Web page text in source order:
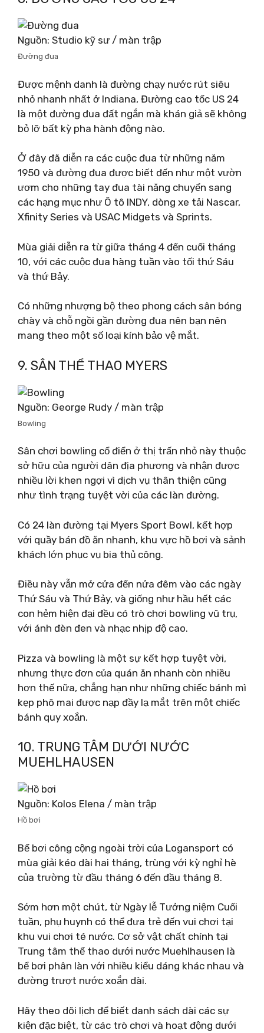
Nguồn: Studio kỹ sư / màn trập
Đường đua
Được mệnh danh là đường chạy nước rút siêu
nhỏ nhanh nhất ở Indiana, Đường cao tốc US 24
là một đường đua đất ngắn mà khán giả sẽ không
bỏ lỡ bất kỳ pha hành động nào.
Ở đây đã diễn ra các cuộc đua từ những năm
1950 và đường đua được biết đến như một vườn
ươm cho những tay đua tài năng chuyển sang
các hạng mục như Ô tô INDY, dòng xe tải Nascar,
Xfinity Series và USAC Midgets và Sprints.
Mùa giải diễn ra từ giữa tháng 4 đến cuối tháng
10, với các cuộc đua hàng tuần vào tối thứ Sáu
và thứ Bảy.
Có những nhượng bộ theo phong cách sân bóng
chày và chỗ ngồi gần đường đua nên bạn nên
mang theo một số loại kính bảo vệ mắt.
9. SÂN THỂ THAO MYERS
Nguồn: George Rudy / màn trập
Bowling
Sân chơi bowling cổ điển ở thị trấn nhỏ này thuộc
sở hữu của người dân địa phương và nhận được
nhiều lời khen ngợi vì dịch vụ thân thiện cũng
như tình trạng tuyệt vời của các làn đường.
Có 24 làn đường tại Myers Sport Bowl, kết hợp
với quầy bán đồ ăn nhanh, khu vực hồ bơi và sảnh
khách lớn phục vụ bia thủ công.
Điều này vẫn mở cửa đến nửa đêm vào các ngày
Thứ Sáu và Thứ Bảy, và giống như hầu hết các
con hẻm hiện đại đều có trò chơi bowling vũ trụ,
với ánh đèn đen và nhạc nhịp độ cao.
Pizza và bowling là một sự kết hợp tuyệt vời,
nhưng thực đơn của quán ăn nhanh còn nhiều
hơn thế nữa, chẳng hạn như những chiếc bánh mì
kẹp phô mai được nạp đầy lạ mắt trên một chiếc
bánh quy xoắn.
10. TRUNG TÂM DƯỚI NƯỚC
MUEHLHAUSEN
Nguồn: Kolos Elena / màn trập
Hồ bơi
Bể bơi công cộng ngoài trời của Logansport có
mùa giải kéo dài hai tháng, trùng với kỳ nghỉ hè
của trường từ đầu tháng 6 đến đầu tháng 8.
Sớm hơn một chút, từ Ngày lễ Tưởng niệm Cuối
tuần, phụ huynh có thể đưa trẻ đến vui chơi tại
khu vui chơi té nước. Cơ sở vật chất chính tại
Trung tâm thể thao dưới nước Muehlhausen là
bể bơi phân làn với nhiều kiểu dáng khác nhau và
đường trượt nước xoắn dài.
Hãy theo dõi lịch để biết danh sách dài các sự
kiện đặc biệt, từ các trò chơi và hoạt động dưới